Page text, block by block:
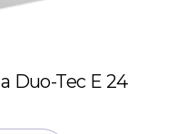
Duo-Tec E 24